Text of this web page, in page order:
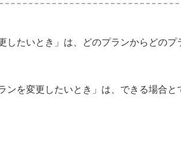
したいとき」は、どのプランからどのプ
を変更したいとき」は、できる場合と